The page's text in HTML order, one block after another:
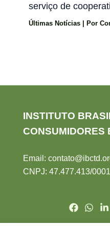
serviço de
Últimas Notícias | Por
INSTITUTO
CONSUMIDORES
Email:
CNPJ: 47.477.413/